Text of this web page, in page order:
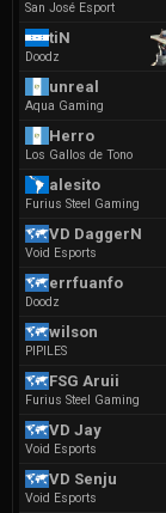
San José Esport
tiN
Doodz
unreal
Aqua Gaming
Herro
Los Gallos de Tono
alesito
Furius Steel Gaming
VD DaggerN
Void Esports
errfuanfo
Doodz
wilson
PIPILES
FSG Aruii
Furius Steel Gaming
VD Jay
Void Esports
VD Senju
Void Esports